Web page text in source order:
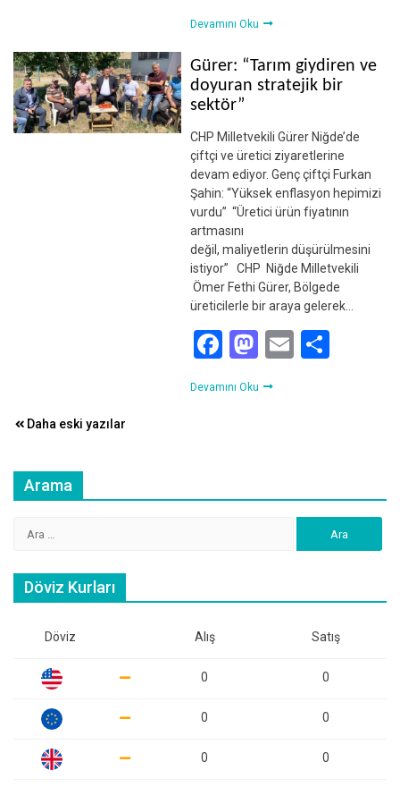
Devamını Oku
Gürer: “Tarım giydiren ve
doyuran stratejik bir
sektör”
CHP Milletvekili Gürer Niğde’de
çiftçi ve üretici ziyaretlerine
devam ediyor. Genç çiftçi Furkan
Şahin: “Yüksek enflasyon hepimizi
vurdu” “Üretici ürün fiyatının
artmasını
değil, maliyetlerin düşürülmesini
istiyor” CHP Niğde Milletvekili
Ömer Fethi Gürer, Bölgede
üreticilerle bir araya gelerek…
Facebook
Mastodon
Email
Devamını Oku
Yazı
Daha eski yazılar
Arama
Döviz Kurları
Döviz Alış Satış
0 0
0 0
0 0